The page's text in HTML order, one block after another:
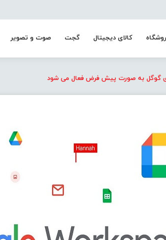
کالای دیجیتال گجت صوت و تصویر
گوگل به صورت پیش فرض فعال می شود